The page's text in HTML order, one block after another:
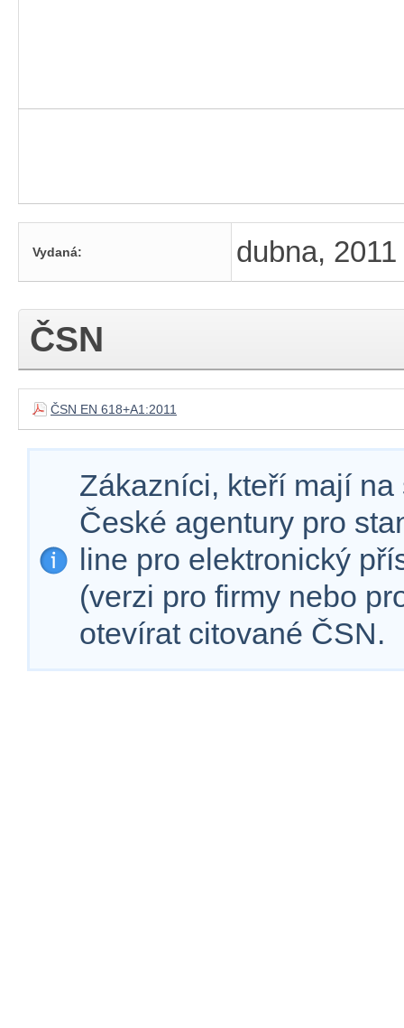
Vydaná: dubna, 2011
ČSN
ČSN EN 618+A1:2011
Zákazníci, kteří mají
České agentury pro
line pro elektronický
(verzi pro firmy nebo
otevírat citované ČSN.